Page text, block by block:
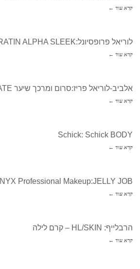
קרא עוד ←
לוריאל פרופסיונל:KERATIN ALPHA SLEEK
קרא עוד ←
אלביב-לוריאל פריז:סרום ומרכך שיער ULTIMATE
קרא עוד ←
Schick: Schick BODY
קרא עוד ←
NYX Professional Makeup:JELLY JOB
קרא עוד ←
הרבלייף: HL/SKIN – קרם לילה
קרא עוד ←